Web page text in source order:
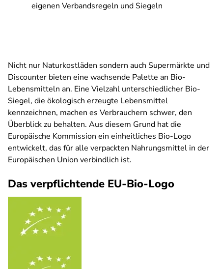
eigenen Verbandsregeln und Siegeln
Nicht nur Naturkostläden sondern auch Supermärkte und
Discounter bieten eine wachsende Palette an Bio-
Lebensmitteln an. Eine Vielzahl unterschiedlicher Bio-
Siegel, die ökologisch erzeugte Lebensmittel
kennzeichnen, machen es Verbrauchern schwer, den
Überblick zu behalten. Aus diesem Grund hat die
Europäische Kommission ein einheitliches Bio-Logo
entwickelt, das für alle verpackten Nahrungsmittel in der
Europäischen Union verbindlich ist.
Das verpflichtende EU-Bio-Logo